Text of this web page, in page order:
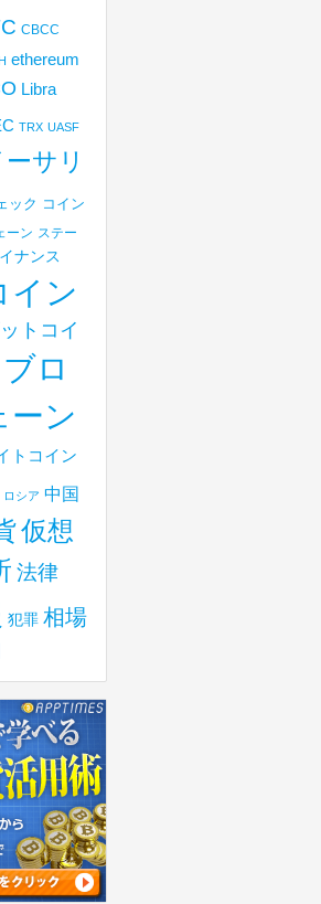
CBCC
ethereum
Libra
TRX UASF
ーサリ
ック コイン
ーン ステー
ナンス
イン
トコイ
ブロ
ーン
トコイン
ロシア 中国
仮想
法律
犯罪 相場